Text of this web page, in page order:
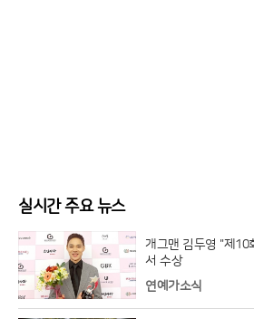
실시간 주요 뉴스
개그맨 김두영 "제10
서 수상
연예가소식